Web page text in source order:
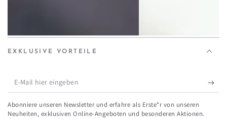
EXKLUSIVE VORTEILE
E-
Mail
hier
Abonniere unseren Newsletter und erfahre als Erste*r von unseren
Neuheiten, exklusiven Online-Angeboten und besonderen Aktionen.